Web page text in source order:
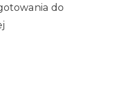
do